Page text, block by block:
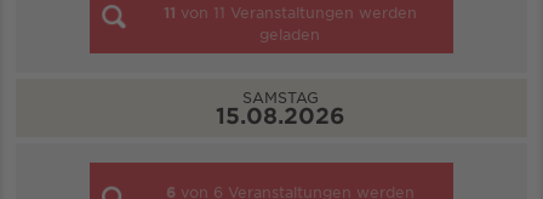
11 von 11 Veranstaltungen werden
geladen
SAMSTAG
15.08.2026
6 von 6 Veranstaltungen werden